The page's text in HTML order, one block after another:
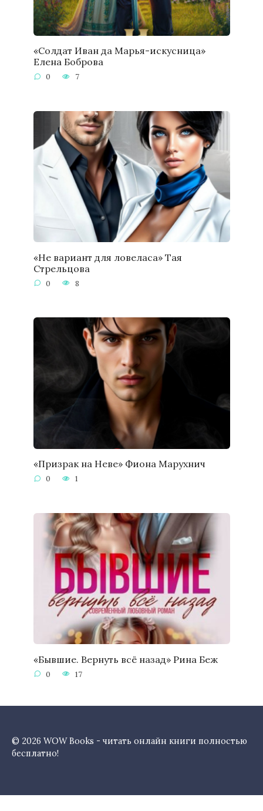
«Солдат Иван да Марья-искусница»
Елена Боброва
0 7
«Не вариант для ловеласа» Тая
Стрельцова
0 8
«Призрак на Неве» Фиона Марухнич
0 1
«Бывшие. Вернуть всё назад» Рина Беж
0 17
© 2026 WOW Books - читать онлайн книги полностью
бесплатно!